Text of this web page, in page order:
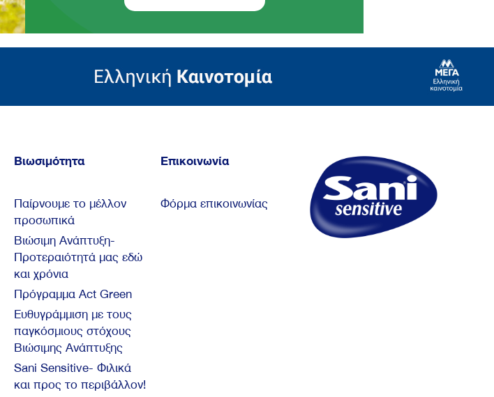
Βιωσιμότητα
Παίρνουμε το μέλλον
προσωπικά
Βιώσιμη Ανάπτυξη-
Προτεραιότητά μας εδώ
και χρόνια
Πρόγραμμα Act Green
Ευθυγράμμιση με τους
παγκόσμιους στόχους
Βιώσιμης Ανάπτυξης
Sani Sensitive- Φιλικά
και προς το περιβάλλον!
Επικοινωνία
Φόρμα επικοινωνίας